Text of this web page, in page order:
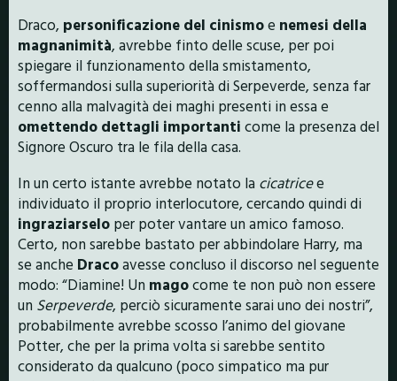
Draco, personificazione del cinismoe nemesi della
magnanimità, avrebbe finto delle scuse, per poi
spiegare il funzionamento della smistamento,
soffermandosi sulla superiorità di Serpeverde, senza far
cenno alla malvagità dei maghi presenti in essa e
omettendo dettagli importanti come la presenza del
Signore Oscuro tra le fila della casa.
In un certo istante avrebbe notato la cicatricee
individuato il proprio interlocutore, cercando quindi di
ingraziarselo per poter vantare un amico famoso.
Certo, non sarebbe bastato per abbindolare Harry, ma
se anche Dracoavesse concluso il discorso nel seguente
modo: “Diamine! Un magocome te non può non essere
un Serpeverde, perciò sicuramente sarai uno dei nostri”,
probabilmente avrebbe scosso l’animo del giovane
Potter, che per la prima volta si sarebbe sentito
considerato da qualcuno (poco simpatico ma pur